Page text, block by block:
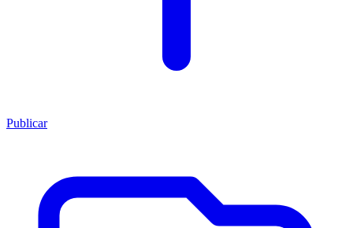
Publicar